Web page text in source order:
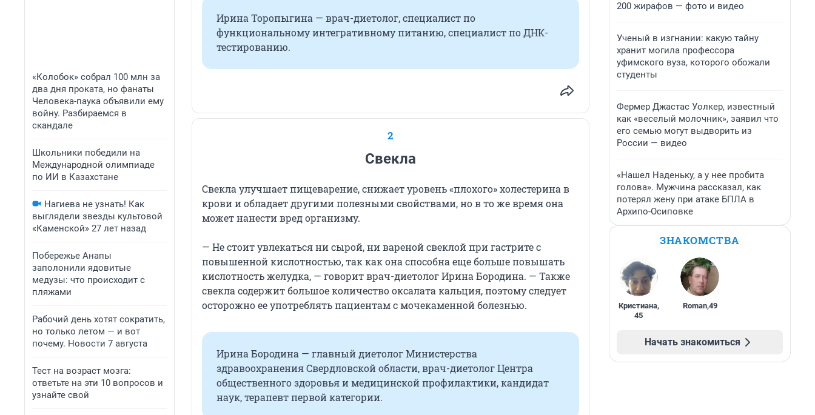
«Колобок» собрал 100 млн за
два дня проката, но фанаты
Человека-паука объявили ему
войну. Разбираемся в
скандале
Школьники победили на
Международной олимпиаде
по ИИ в Казахстане
Нагиева не узнать! Как
выглядели звезды культовой
«Каменской» 27 лет назад
Побережье Анапы
заполонили ядовитые
медузы: что происходит с
пляжами
Рабочий день хотят сократить,
но только летом — и вот
почему. Новости 7 августа
Тест на возраст мозга:
ответьте на эти 10 вопросов и
узнайте свой
Ирина Торопыгина — врач-диетолог, специалист по
функциональному интегративному питанию, специалист по ДНК-
тестированию.
2
Свекла
Свекла улучшает пищеварение, снижает уровень «плохого» холестерина в
крови и обладает другими полезными свойствами, но в то же время она
может нанести вред организму.
— Не стоит увлекаться ни сырой, ни вареной свеклой при гастрите с
повышенной кислотностью, так как она способна еще больше повышать
кислотность желудка, — говорит врач-диетолог Ирина Бородина. — Также
свекла содержит большое количество оксалата кальция, поэтому следует
осторожно ее употреблять пациентам с мочекаменной болезнью.
Ирина Бородина — главный диетолог Министерства
здравоохранения Свердловской области, врач-диетолог Центра
общественного здоровья и медицинской профилактики, кандидат
наук, терапевт первой категории.
200 жирафов — фото и видео
Ученый в изгнании: какую тайну
хранит могила профессора
уфимского вуза, которого обожали
студенты
Фермер Джастас Уолкер, известный
как «веселый молочник», заявил что
его семью могут выдворить из
России — видео
«Нашел Наденьку, а у нее пробита
голова». Мужчина рассказал, как
потерял жену при атаке БПЛА в
Архипо-Осиповке
ЗНАКОМСТВА
Кристиана,
45
Roman,49
Начать знакомиться